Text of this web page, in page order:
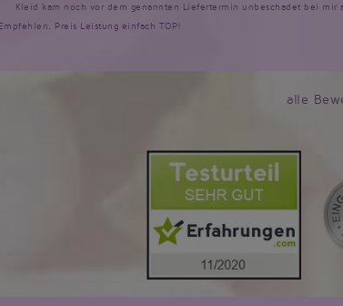
Kleid kam noch vor dem genannten Liefertermin unbeschadet bei mir
Preis Leistung einfach TOP!
alle